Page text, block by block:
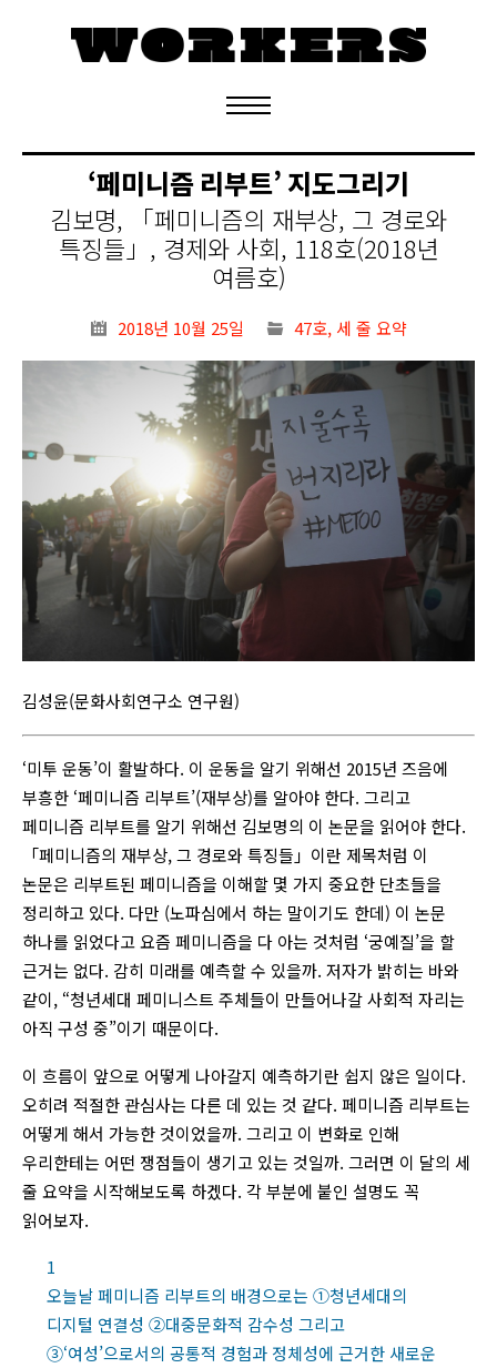
정기구독 신청
‘페미니즘 리부트’ 지도그리기
김보명, 「페미니즘의 재부상, 그 경로와
특징들」, 경제와 사회, 118호(2018년
여름호)
2018년 10월 25일 47호, 세 줄 요약
김성윤(문화사회연구소 연구원)
‘미투 운동’이 활발하다. 이 운동을 알기 위해선 2015년 즈음에
부흥한 ‘페미니즘 리부트’(재부상)를 알아야 한다. 그리고
페미니즘 리부트를 알기 위해선 김보명의 이 논문을 읽어야 한다.
「페미니즘의 재부상, 그 경로와 특징들」이란 제목처럼 이
논문은 리부트된 페미니즘을 이해할 몇 가지 중요한 단초들을
정리하고 있다. 다만 (노파심에서 하는 말이기도 한데) 이 논문
하나를 읽었다고 요즘 페미니즘을 다 아는 것처럼 ‘궁예질’을 할
근거는 없다. 감히 미래를 예측할 수 있을까. 저자가 밝히는 바와
같이, “청년세대 페미니스트 주체들이 만들어나갈 사회적 자리는
아직 구성 중”이기 때문이다.
이 흐름이 앞으로 어떻게 나아갈지 예측하기란 쉽지 않은 일이다.
오히려 적절한 관심사는 다른 데 있는 것 같다. 페미니즘 리부트는
어떻게 해서 가능한 것이었을까. 그리고 이 변화로 인해
우리한테는 어떤 쟁점들이 생기고 있는 것일까. 그러면 이 달의 세
줄 요약을 시작해보도록 하겠다. 각 부분에 붙인 설명도 꼭
읽어보자.
1
오늘날 페미니즘 리부트의 배경으로는 ①청년세대의
디지털 연결성 ②대중문화적 감수성 그리고
③‘여성’으로서의 공통적 경험과 정체성에 근거한 새로운